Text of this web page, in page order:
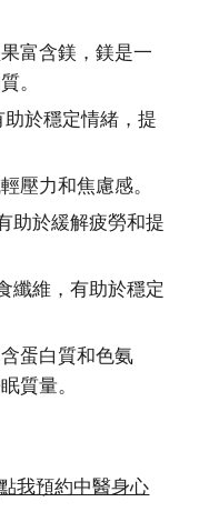
富含鎂，鎂是一
。
於穩定情緒，提
壓力和焦慮感。
助於緩解疲勞和提
纖維，有助於穩定
蛋白質和色氨
質量。
我預約中醫身心